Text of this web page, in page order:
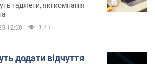
гаджети, які компанія
12:00 1,2 т.
додати відчуття